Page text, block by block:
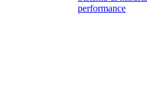
performance